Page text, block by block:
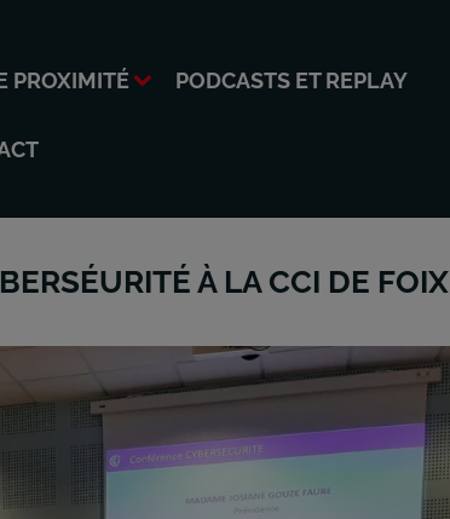
PROXIMITÉ PODCASTS ET REPLAY
À LA CCI DE FOIX